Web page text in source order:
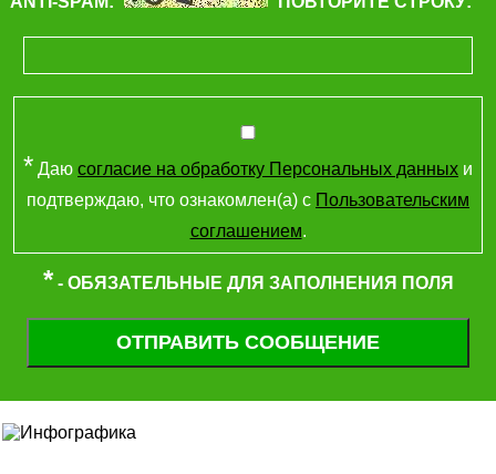
* Даю согласие на обработку Персональных данных и
подтверждаю, что ознакомлен(а) с Пользовательским
соглашением.
*- ОБЯЗАТЕЛЬНЫЕ ДЛЯ ЗАПОЛНЕНИЯ ПОЛЯ